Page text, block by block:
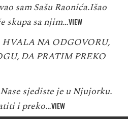
sam Sašu Raonića.Išao
skupa sa njim…VIEW
HVALA NA ODGOVORU,
DA PRATIM PREKO
Nase sjediste je u Njujorku.
i preko…VIEW